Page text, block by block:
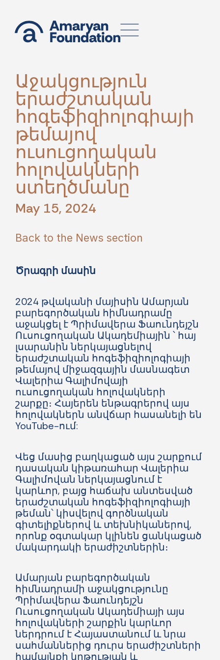
Աջակցություն
երաժշտական
հոգեֆիզիոլոգիայի
թեմայով
ուսուցողական
հոլովակների
ստեղծմանը
May 15, 2024
Back to the News section
Ծրագրի մասին
2024 թվականի մայիսին Ամարյան
բարեգործական հիմնադրամը
աջակցել է Պրիմավերա Ֆաունդեյշն
Ուսուցողական Ակադեմիային ՝ հայ
լսարանին ներկայացնելով
երաժշտական ​​հոգեֆիզիոլոգիայի
թեմայով միջազգային մասնագետ
Վալերիա Գալիմովայի
ուսուցողական հոլովակների
շարքը։ Հայերեն ենթագրերով այս
հոլովակներն անվճար հասանելի են
YouTube-ում:
Վեց մասից բաղկացած այս շարքում
դասական կիթառահար Վալերիա
Գալիմովան ներկայացնում է
կարևոր, բայց հաճախ անտեսված
երաժշտական հոգեֆիզիոլոգիայի
թեման՝ կիսվելով գործնական
գիտելիքներով և տեխնիկաներով,
որոնք օգտակար կլինեն ցանկացած
մակարդակի երաժիշտներին։
Ամարյան բարեգործական
հիմնադրամի աջակցությունը
Պրիմավերա Ֆաունդեյշն
Ուսուցողական Ակադեմիայի այս
հոլովակների շարքին կարևոր
ներդրում է Հայաստանում և նրա
սահմաններից դուրս երաժիշտների
համայնքի կրթության և